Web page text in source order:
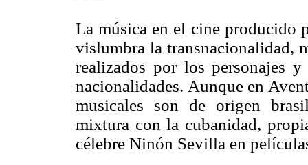
La música en el cine producido
vislumbra la transnacionalidad,
realizados por los personajes
nacionalidades. Aunque en
musicales son de origen
mixtura con la cubanidad,
célebre Ninón Sevilla en